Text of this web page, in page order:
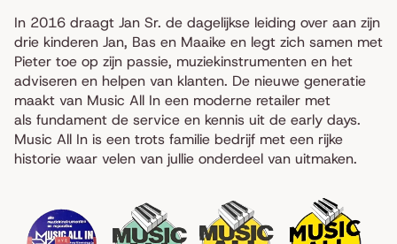
In 2016 draagt Jan Sr. de dagelijkse leiding over aan zijn
drie kinderen Jan, Bas en Maaike en legt zich samen met
Pieter toe op zijn passie, muziekinstrumenten en het
adviseren en helpen van klanten. De nieuwe generatie
maakt van Music All In een moderne retailer met
als fundament de service en kennis uit de early days.
Music All In is een trots familie bedrijf met een rijke
historie waar velen van jullie onderdeel van uitmaken.